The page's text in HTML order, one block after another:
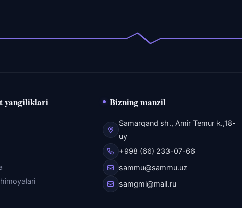
yangiliklari Bizning manzil
Samarqand sh., Amir Temur k.,18-
uy
+998 (66) 233-07-66
sammu@sammu.uz
samgmi@mail.ru